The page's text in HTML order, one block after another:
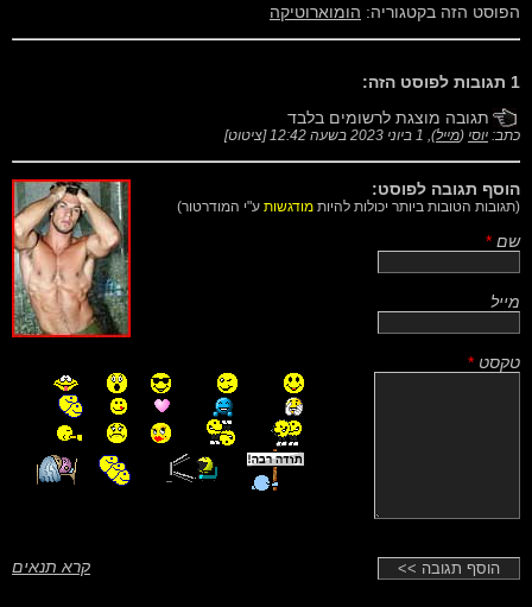
הפוסט הזה בקטגוריה: הומוארוטיקה
1 תגובות לפוסט הזה:
תגובה מוצגת לרשומים בלבד
כתב: יוסי (מייל), 1 ביוני 2023 בשעה 12:42 [ציטוט]
הוסף תגובה לפוסט:
(תגובות הטובות ביותר יכולות להיות מודגשות ע"י המודרטור)
שם *
מייל
טקסט *
קרא תנאים